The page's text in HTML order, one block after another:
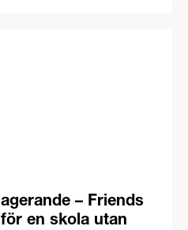
att arbeta
– Friends
en skola utan